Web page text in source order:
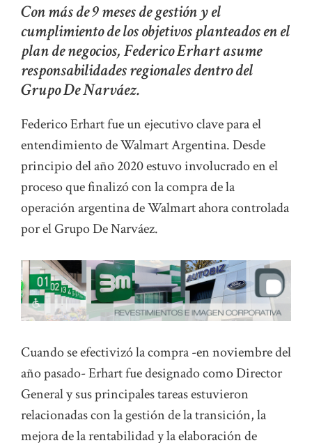
Con más de 9 meses de gestión y el
cumplimiento de los objetivos planteados en el
plan de negocios, Federico Erhart asume
responsabilidades regionales dentro del
Grupo De Narváez.
Federico Erhart fue un ejecutivo clave para el
entendimiento de Walmart Argentina. Desde
principio del año 2020 estuvo involucrado en el
proceso que finalizó con la compra de la
operación argentina de Walmart ahora controlada
por el Grupo De Narváez.
Cuando se efectivizó la compra -en noviembre del
año pasado- Erhart fue designado como Director
General y sus principales tareas estuvieron
relacionadas con la gestión de la transición, la
mejora de la rentabilidad y la elaboración de